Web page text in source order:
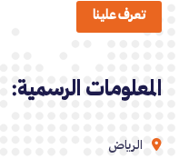
تعرف علينا
المعلومات الرسمية:
الرياض